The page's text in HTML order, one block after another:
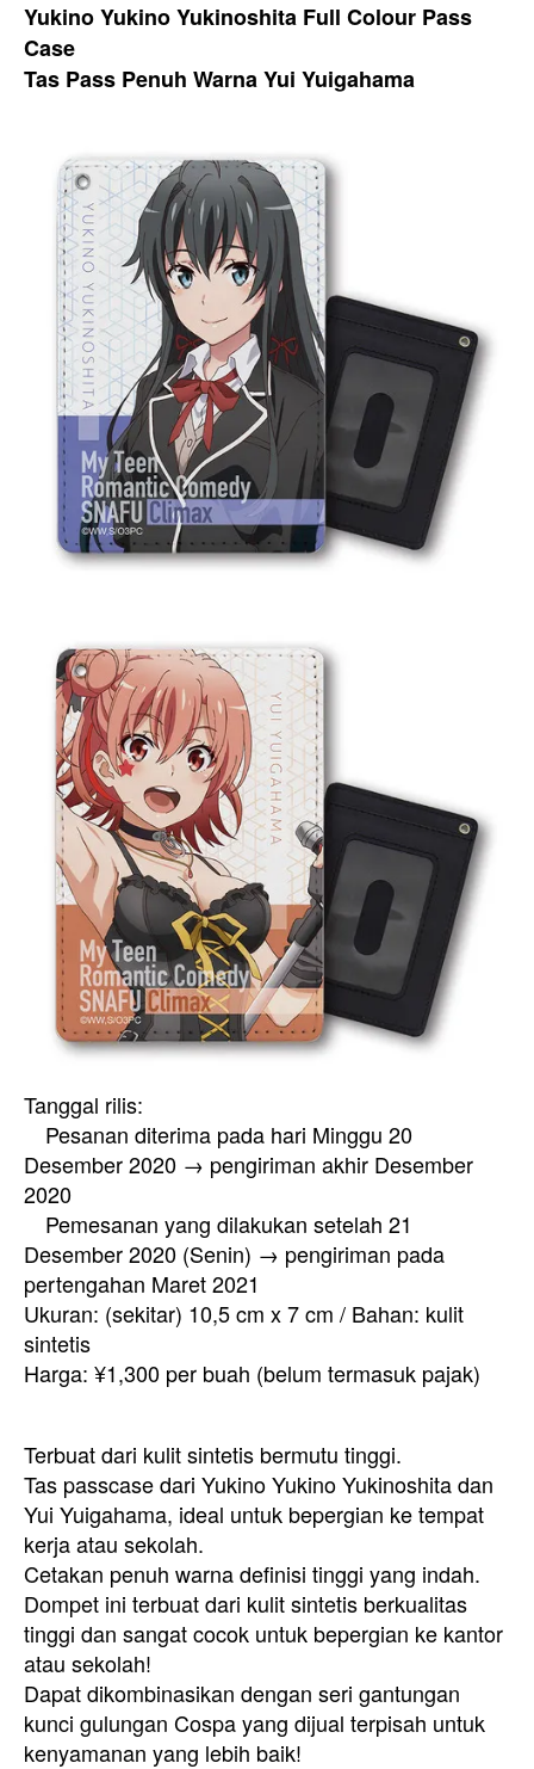
Yukino Yukino Yukinoshita Full Colour Pass
Case
Tas Pass Penuh Warna Yui Yuigahama
Tanggal rilis:
Pesanan diterima pada hari Minggu 20
Desember 2020 → pengiriman akhir Desember
2020
Pemesanan yang dilakukan setelah 21
Desember 2020 (Senin) → pengiriman pada
pertengahan Maret 2021
Ukuran: (sekitar) 10,5 cm x 7 cm / Bahan: kulit
sintetis
Harga: ¥1,300 per buah (belum termasuk pajak)
Terbuat dari kulit sintetis bermutu tinggi.
Tas passcase dari Yukino Yukino Yukinoshita dan
Yui Yuigahama, ideal untuk bepergian ke tempat
kerja atau sekolah.
Cetakan penuh warna definisi tinggi yang indah.
Dompet ini terbuat dari kulit sintetis berkualitas
tinggi dan sangat cocok untuk bepergian ke kantor
atau sekolah!
Dapat dikombinasikan dengan seri gantungan
kunci gulungan Cospa yang dijual terpisah untuk
kenyamanan yang lebih baik!